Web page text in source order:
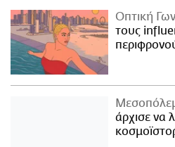
Οπτική
τους
άρχισε να